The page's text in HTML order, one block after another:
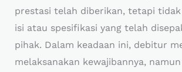
prestasi telah diberikan, tetapi tidak
isi atau spesifikasi yang telah
pihak. Dalam keadaan ini, debitur
melaksanakan kewajibannya,